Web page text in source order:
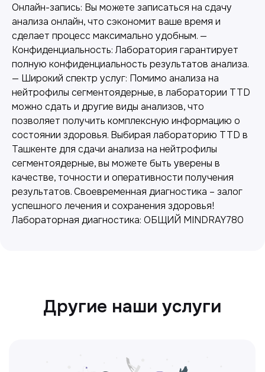
Онлайн-запись: Вы можете записаться на сдачу
анализа онлайн, что сэкономит ваше время и
сделает процесс максимально удобным. —
Конфиденциальность: Лаборатория гарантирует
полную конфиденциальность результатов анализа.
— Широкий спектр услуг: Помимо анализа на
нейтрофилы сегментоядерные, в лаборатории TTD
можно сдать и другие виды анализов, что
позволяет получить комплексную информацию о
состоянии здоровья. Выбирая лабораторию TTD в
Ташкенте для сдачи анализа на нейтрофилы
сегментоядерные, вы можете быть уверены в
качестве, точности и оперативности получения
результатов. Своевременная диагностика – залог
успешного лечения и сохранения здоровья!
Лабораторная диагностика: ОБЩИЙ MINDRAY780
Лабораторная диагностика
Точные анализы для контроля здоровья и
выявления заболеваний.
Ультразвуковая диагностика